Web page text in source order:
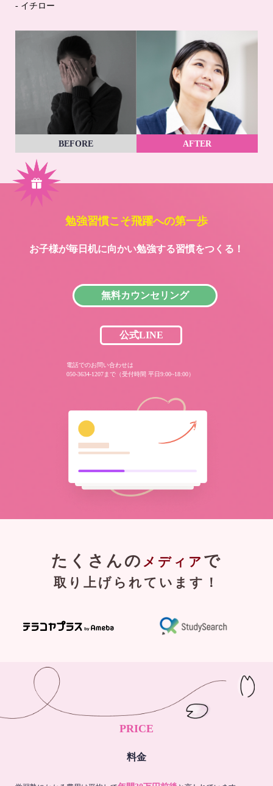
- イチロー
BEFORE AFTER
勉強習慣こそ飛躍への第一歩
お子様が毎日机に向かい勉強する習慣をつくる！
無料カウンセリング
公式LINE
電話でのお問い合わせは
050-3634-1207まで（受付時間 平日9:00~18:00）
たくさんの メディア で
取り上げられています！
PRICE
料金